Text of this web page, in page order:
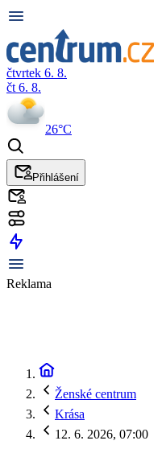
čtvrtek 6. 8.
čt 6. 8.
26°C
Přihlášení
Reklama
Ženské centrum
Krása
12. 6. 2026, 07:00